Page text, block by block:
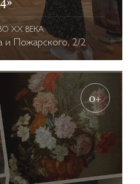
XX ВЕКА
и Пожарского, 2/2
0+